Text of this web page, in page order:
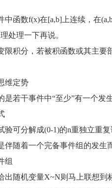
数f(x)在[a,b]上连续，在
处理一下再说。
分，若被积函数或其主要
维定势
干事件中“至少”有一个发
分解成(0-1)的n重独立重复
随着一个完备事件组的发生
组
机变量X~N则马上联想到标